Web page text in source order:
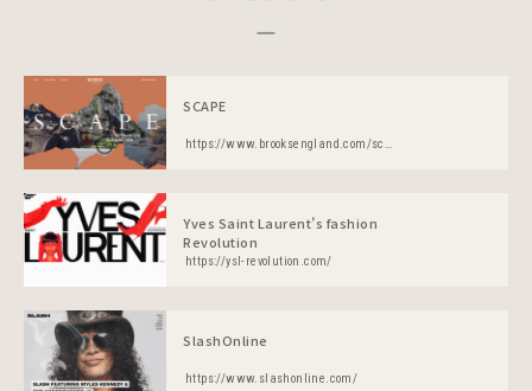
SCAPE
https://www.brooksengland.com/scape/
Yves Saint Laurent’s fashion
Revolution
https://ysl-revolution.com/
SlashOnline
https://www.slashonline.com/